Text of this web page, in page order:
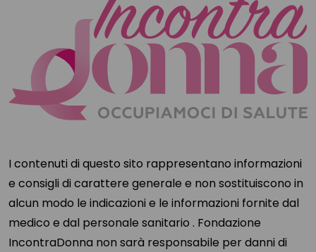
I contenuti di questo sito rappresentano informazioni
e consigli di carattere generale e non sostituiscono in
alcun modo le indicazioni e le informazioni fornite dal
medico e dal personale sanitario . Fondazione
IncontraDonna non sarà responsabile per danni di